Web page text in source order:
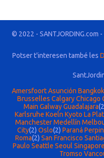
© 2022 - SANTJORDING.com
Potser t'interesen també les
Amersfoort Asunción Bangkok
Brusselles CalgaryChicago
Main Galway Guadalajara
Karlsruhe Koeln Kyoto La
Manchester Medellín
City(2) Oslo(2) Paraná
Roma(2) San Francisco
Paulo Seattle Seoul Singapore
Tromso